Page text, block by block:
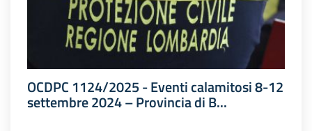
OCDPC 1124/2025 - Eventi calamitosi 8-12
settembre 2024 – Provincia di B...